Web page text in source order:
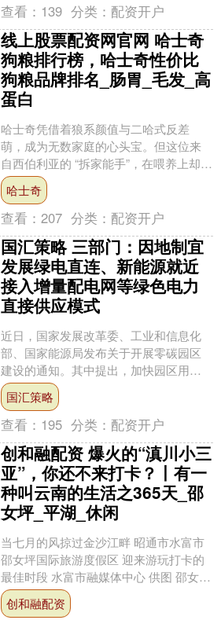
查看： 139 分类： 配资开户
线上股票配资网官网 哈士奇
狗粮排行榜，哈士奇性价比
狗粮品牌排名_肠胃_毛发_高
蛋白
哈士奇凭借着狼系颜值与二哈式反差
萌，成为无数家庭的心头宝。但这位来
自西伯利亚的 “拆家能手”，在喂养上却藏
着不少门道：它那身标志性的双层厚
毛，需要持续的营养滋养....
哈士奇
查看：207 分类： 配资开户
国汇策略 三部门：因地制宜
发展绿电直连、新能源就近
接入增量配电网等绿色电力
直接供应模式
近日，国家发展改革委、工业和信息化
部、国家能源局发布关于开展零碳园区
建设的通知。其中提出，加快园区用能
结构转型。加强园区及周边可再生能源
开发利用，支持园区与周边....
国汇策略
查看： 195 分类： 配资开户
创和融配资 爆火的“滇川小三
亚”，你还不来打卡？丨有一
种叫云南的生活之365天_邵
女坪_平湖_休闲
当七月的风掠过金沙江畔 昭通市水富市
邵女坪国际旅游度假区 迎来游玩打卡的
最佳时段 水富市融媒体中心 供图 邵女坪
国际旅游度假区是国家4A级景区 以“金沙
第一湾、....
创和融配资